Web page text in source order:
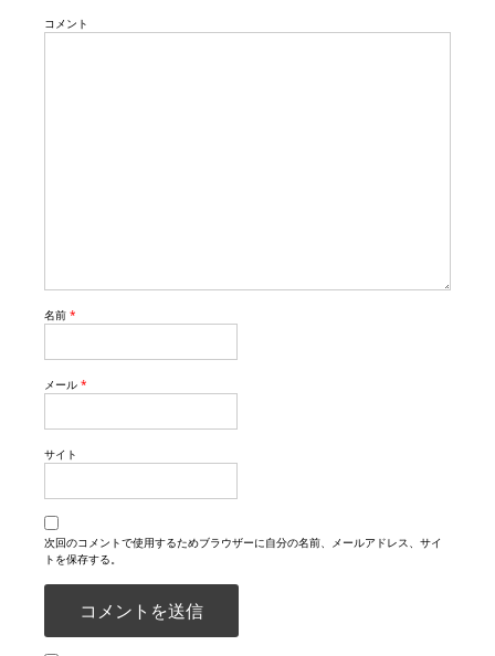
コメント
名前 *
メール *
サイト
次回のコメントで使用するためブラウザーに自分の名前、メールアドレス、サイ
トを保存する。